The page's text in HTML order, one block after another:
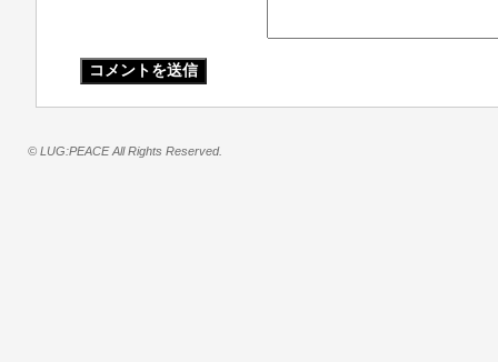
© LUG:PEACE All Rights Reserved.